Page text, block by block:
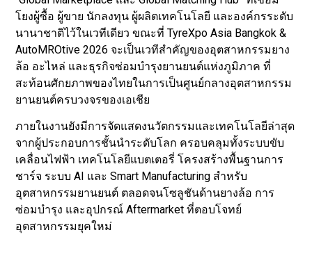
โยงผู้ซื้อ ผู้ขาย นักลงทุน ผู้ผลิตเทคโนโลยี และองค์กรระดับ
นานาชาติไว้ในเวทีเดียว ขณะที่ TyreXpo Asia Bangkok &
AutoMROtive 2026 จะเป็นเวทีสำคัญของอุตสาหกรรมยาง
ล้อ อะไหล่ และธุรกิจซ่อมบำรุงยานยนต์แห่งภูมิภาค ที่
สะท้อนศักยภาพของไทยในการเป็นศูนย์กลางอุตสาหกรรม
ยานยนต์ครบวงจรของเอเชีย
ภายในงานยังมีการจัดแสดงนวัตกรรมและเทคโนโลยีล่าสุด
จากผู้ประกอบการชั้นนำระดับโลก ครอบคลุมทั้งระบบขับ
เคลื่อนไฟฟ้า เทคโนโลยีแบตเตอรี่ โครงสร้างพื้นฐานการ
ชาร์จ ระบบ AI และ Smart Manufacturing สำหรับ
อุตสาหกรรมยานยนต์ ตลอดจนโซลูชันด้านยางล้อ การ
ซ่อมบำรุง และอุปกรณ์ Aftermarket ที่ตอบโจทย์
อุตสาหกรรมยุคใหม่